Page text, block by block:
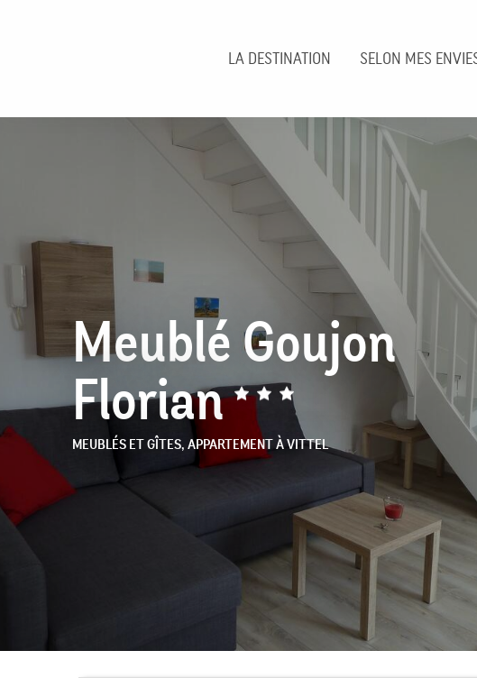
LA DESTINATION SELON MES
Meublé Goujon
Florian
MEUBLÉS ET GÎTES, APPARTEMENTÀ VITTEL